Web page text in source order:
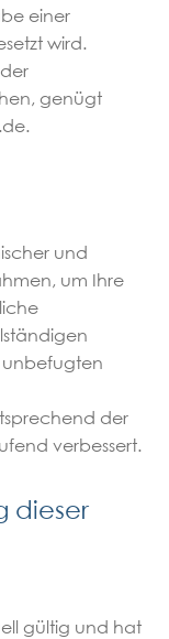
einer
wird.
genügt
und
um Ihre
unbefugten
der
verbessert.
dieser
gültig und hat